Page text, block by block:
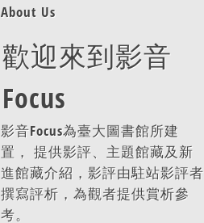
About Us
歡迎來到影音
Focus
影音Focus為臺大圖書館所建
置， 提供影評、主題館藏及新
進館藏介紹，影評由駐站影評者
撰寫評析，為觀者提供賞析參
考。